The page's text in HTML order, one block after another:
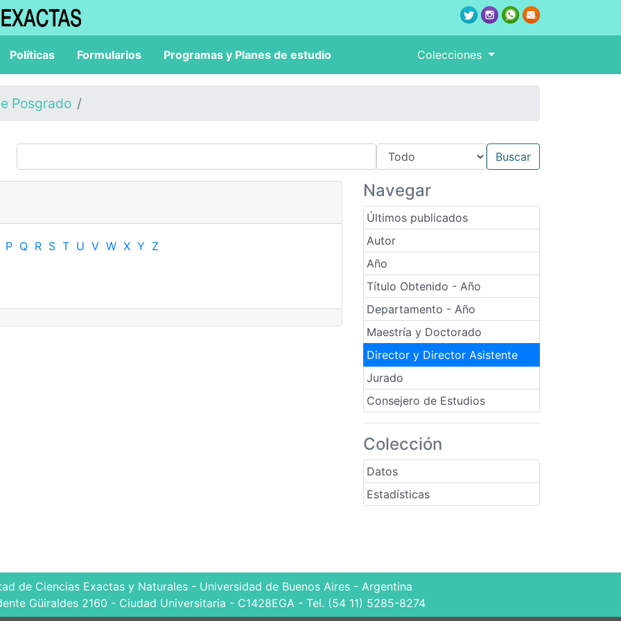
Políticas Formularios Programas y Planes de estudio Colecciones
Posgrado
Navegar
Últimos publicados
Autor
Año
Título Obtenido - Año
Departamento - Año
Maestría y Doctorado
Director y Director Asistente
Jurado
Consejero de Estudios
Colección
Datos
Estadísticas
P Q R S T U V W X Y Z
de Ciencias Exactas y Naturales - Universidad de Buenos Aires - Argentina
Güiraldes 2160 - Ciudad Universitaria - C1428EGA - Tel. (54 11) 5285-8274